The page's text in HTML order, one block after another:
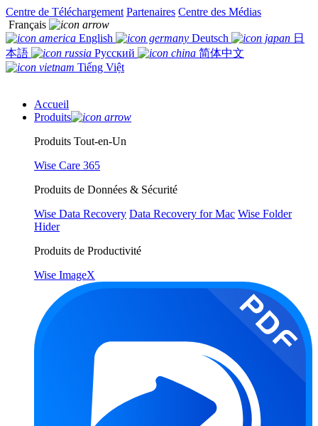
Centre de Téléchargement Partenaires Centre des Médias
Français
English
Deutsch
日
本語
Русский
简体中文
Tiếng Việt
Accueil
Produits
Produits Tout-en-Un
Wise Care 365
Produits de Données & Sécurité
Wise Data Recovery Data Recovery for Mac Wise Folder
Hider
Produits de Productivité
Wise ImageX